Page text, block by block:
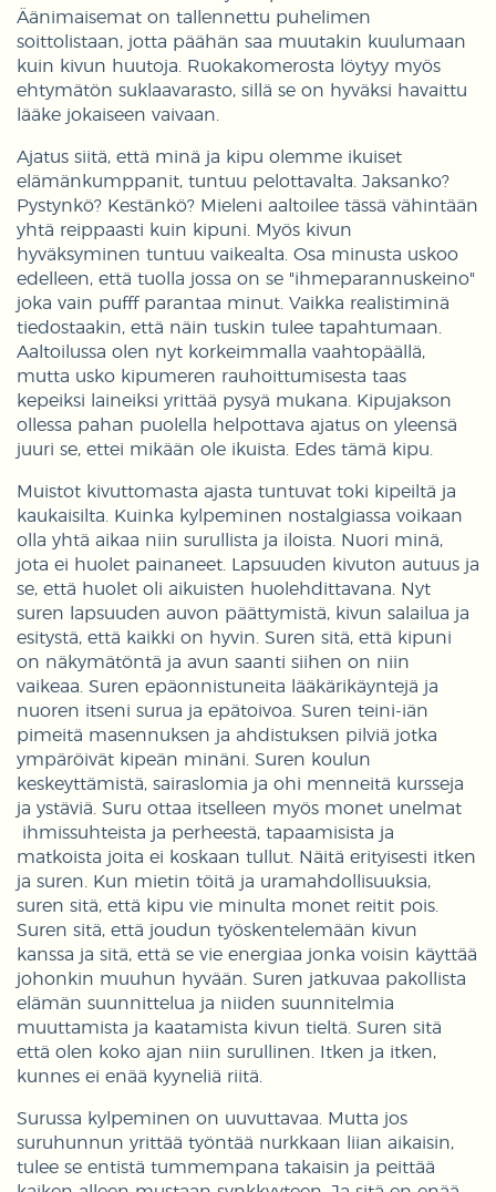
Äänimaisemat on tallennettu puhelimen
soittolistaan, jotta päähän saa muutakin kuulumaan
kuin kivun huutoja. Ruokakomerosta löytyy myös
ehtymätön suklaavarasto, sillä se on hyväksi havaittu
lääke jokaiseen vaivaan.
Ajatus siitä, että minä ja kipu olemme ikuiset
elämänkumppanit, tuntuu pelottavalta. Jaksanko?
Pystynkö? Kestänkö? Mieleni aaltoilee tässä vähintään
yhtä reippaasti kuin kipuni. Myös kivun
hyväksyminen tuntuu vaikealta. Osa minusta uskoo
edelleen, että tuolla jossa on se "ihmeparannuskeino"
joka vain pufff parantaa minut. Vaikka realistiminä
tiedostaakin, että näin tuskin tulee tapahtumaan.
Aaltoilussa olen nyt korkeimmalla vaahtopäällä,
mutta usko kipumeren rauhoittumisesta taas
kepeiksi laineiksi yrittää pysyä mukana. Kipujakson
ollessa pahan puolella helpottava ajatus on yleensä
juuri se, ettei mikään ole ikuista. Edes tämä kipu.
Muistot kivuttomasta ajasta tuntuvat toki kipeiltä ja
kaukaisilta. Kuinka kylpeminen nostalgiassa voikaan
olla yhtä aikaa niin surullista ja iloista. Nuori minä,
jota ei huolet painaneet. Lapsuuden kivuton autuus ja
se, että huolet oli aikuisten huolehdittavana. Nyt
suren lapsuuden auvon päättymistä, kivun salailua ja
esitystä, että kaikki on hyvin. Suren sitä, että kipuni
on näkymätöntä ja avun saanti siihen on niin
vaikeaa. Suren epäonnistuneita lääkärikäyntejä ja
nuoren itseni surua ja epätoivoa. Suren teini-iän
pimeitä masennuksen ja ahdistuksen pilviä jotka
ympäröivät kipeän minäni. Suren koulun
keskeyttämistä, sairaslomia ja ohi menneitä kursseja
ja ystäviä. Suru ottaa itselleen myös monet unelmat
ihmissuhteista ja perheestä, tapaamisista ja
matkoista joita ei koskaan tullut. Näitä erityisesti itken
ja suren. Kun mietin töitä ja uramahdollisuuksia,
suren sitä, että kipu vie minulta monet reitit pois.
Suren sitä, että joudun työskentelemään kivun
kanssa ja sitä, että se vie energiaa jonka voisin käyttää
johonkin muuhun hyvään. Suren jatkuvaa pakollista
elämän suunnittelua ja niiden suunnitelmia
muuttamista ja kaatamista kivun tieltä. Suren sitä
että olen koko ajan niin surullinen. Itken ja itken,
kunnes ei enää kyyneliä riitä.
Surussa kylpeminen on uuvuttavaa. Mutta jos
suruhunnun yrittää työntää nurkkaan liian aikaisin,
tulee se entistä tummempana takaisin ja peittää